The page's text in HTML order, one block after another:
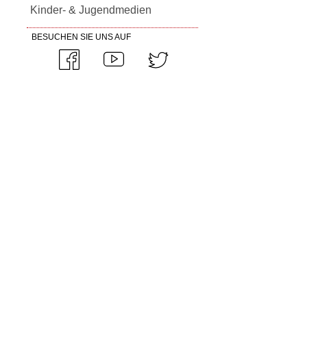
Kinder- & Jugendmedien
BESUCHEN SIE UNS AUF